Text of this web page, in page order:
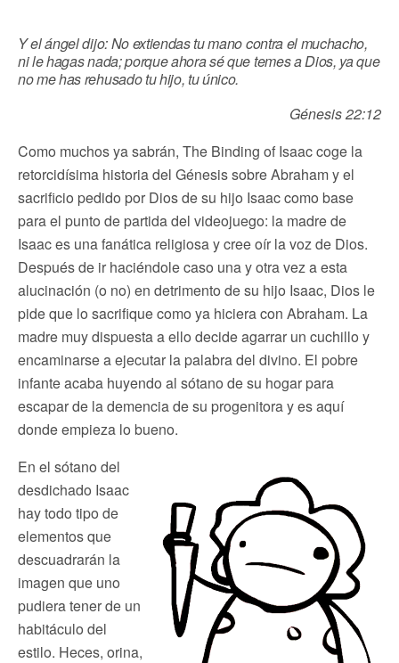
Y el ángel dijo: No extiendas tu mano contra el muchacho,
ni le hagas nada; porque ahora sé que temes a Dios, ya que
no me has rehusado tu hijo, tu único.
Génesis 22:12
Como muchos ya sabrán, The Binding of Isaac coge la
retorcidísima historia del Génesis sobre Abraham y el
sacrificio pedido por Dios de su hijo Isaac como base
para el punto de partida del videojuego: la madre de
Isaac es una fanática religiosa y cree oír la voz de Dios.
Después de ir haciéndole caso una y otra vez a esta
alucinación (o no) en detrimento de su hijo Isaac, Dios le
pide que lo sacrifique como ya hiciera con Abraham. La
madre muy dispuesta a ello decide agarrar un cuchillo y
encaminarse a ejecutar la palabra del divino. El pobre
infante acaba huyendo al sótano de su hogar para
escapar de la demencia de su progenitora y es aquí
donde empieza lo bueno.
En el sótano del
desdichado Isaac
hay todo tipo de
elementos que
descuadrarán la
imagen que uno
pudiera tener de un
habitáculo del
estilo. Heces, orina,